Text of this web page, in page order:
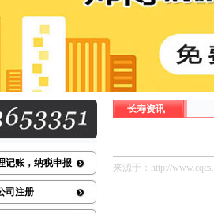
记账，纳税申报
司注册
长寿资讯
来源于：http://